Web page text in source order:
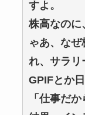
すよ。
株高なのに
ゃあ、な
れ、サラリ
GPIFとか
「仕事だ